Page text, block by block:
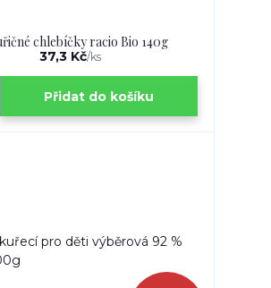
chlebíčky racio Bio 140g
37,3 Kč/ks
Přidat do košíku